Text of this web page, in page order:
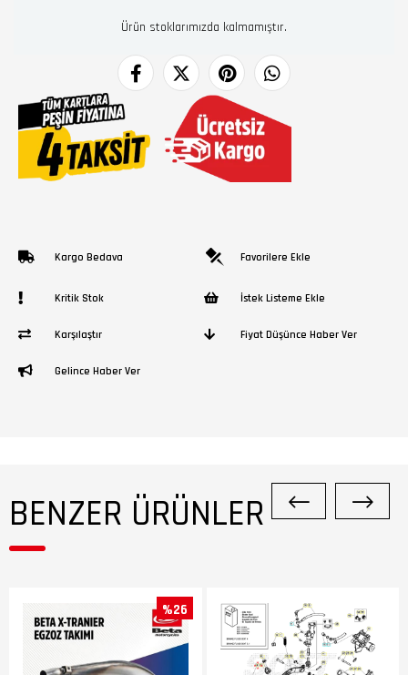
Ürün stoklarımızda kalmamıştır.
Kargo Bedava Favorilere Ekle
Kritik Stok İstek Listeme Ekle
Karşılaştır Fiyat Düşünce Haber Ver
Gelince Haber Ver
BENZER ÜRÜNLER
%26